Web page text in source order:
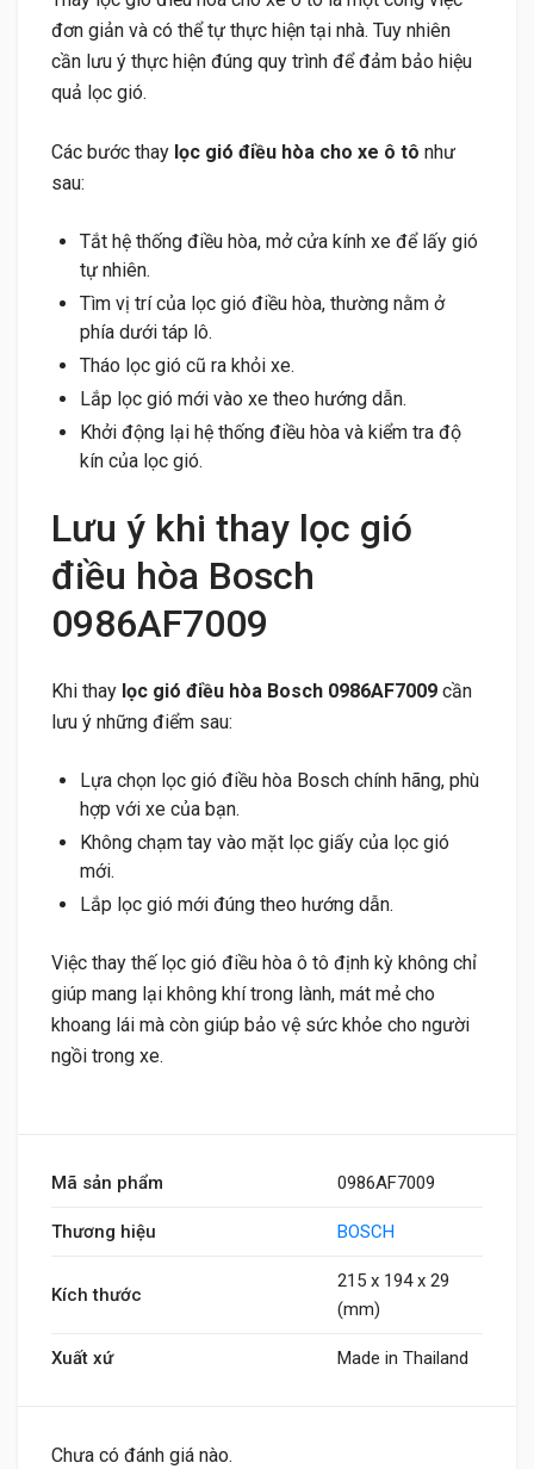
đơn giản và có thể tự thực hiện tại nhà. Tuy nhiên
cần lưu ý thực hiện đúng quy trình để đảm bảo hiệu
quả lọc gió.
Các bước thay lọc gió điều hòa cho xe ô tô như
sau:
Tắt hệ thống điều hòa, mở cửa kính xe để lấy gió
tự nhiên.
Tìm vị trí của lọc gió điều hòa, thường nằm ở
phía dưới táp lô.
Tháo lọc gió cũ ra khỏi xe.
Lắp lọc gió mới vào xe theo hướng dẫn.
Khởi động lại hệ thống điều hòa và kiểm tra độ
kín của lọc gió.
Lưu ý khi thay lọc gió
điều hòa Bosch
0986AF7009
Khi thay lọc gió điều hòa Bosch 0986AF7009 cần
lưu ý những điểm sau:
Lựa chọn lọc gió điều hòa Bosch chính hãng, phù
hợp với xe của bạn.
Không chạm tay vào mặt lọc giấy của lọc gió
mới.
Lắp lọc gió mới đúng theo hướng dẫn.
Việc thay thế lọc gió điều hòa ô tô định kỳ không chỉ
giúp mang lại không khí trong lành, mát mẻ cho
khoang lái mà còn giúp bảo vệ sức khỏe cho người
ngồi trong xe.
Mã sản phẩm 0986AF7009
Thương hiệu BOSCH
Kích thước
215 x 194 x 29
(mm)
Xuất xứ Made in Thailand
Chưa có đánh giá nào.